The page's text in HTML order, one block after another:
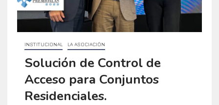
INSTITUCIONAL LA ASOCIACIÓN
Solución de Control de
Acceso para Conjuntos
Residenciales.